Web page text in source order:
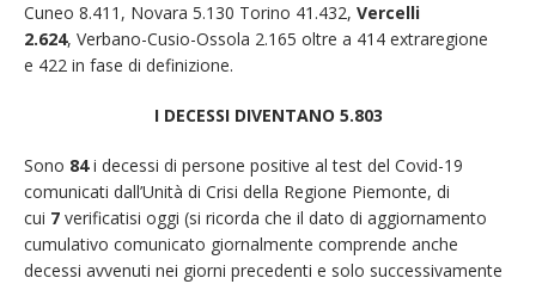
Cuneo 8.411, Novara 5.130 Torino 41.432, Vercelli
2.624, Verbano-Cusio-Ossola 2.165 oltre a 414 extraregione
e 422 in fase di definizione.
I DECESSI DIVENTANO 5.803
Sono 84i decessi di persone positive al test del Covid-19
comunicati dall’Unità di Crisi della Regione Piemonte, di
cui 7 verificatisi oggi (si ricorda che il dato di aggiornamento
cumulativo comunicato giornalmente comprende anche
decessi avvenuti nei giorni precedenti e solo successivamente